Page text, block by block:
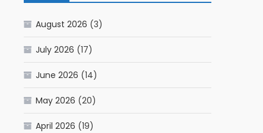
August 2026 (3)
July 2026 (17)
June 2026 (14)
May 2026 (20)
April 2026 (19)